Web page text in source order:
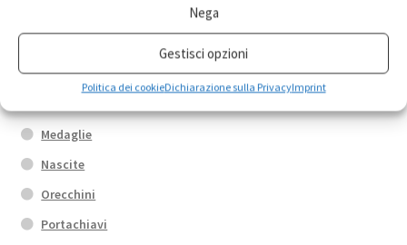
Nega
Gestisci opzioni
Politica dei cookieDichiarazione sulla PrivacyImprint
Croci
Medaglie
Nascite
Orecchini
Portachiavi